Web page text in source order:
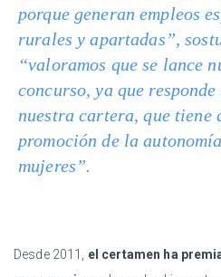
porque generan empleos
rurales y apartadas”,
“valoramos que se lance
concurso, ya que
nuestra cartera, que tiene
promoción de la
mujeres”.
Desde 2011, el certamen ha